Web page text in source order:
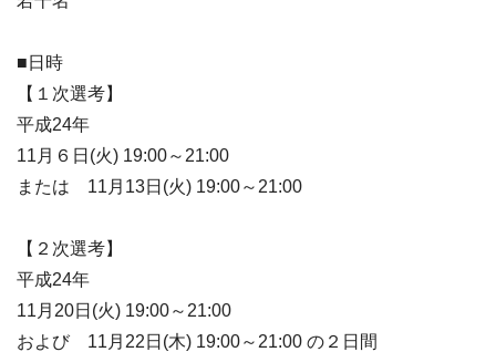
■日時
【１次選考】
平成24年
11月６日(火) 19:00～21:00
または 11月13日(火) 19:00～21:00
【２次選考】
平成24年
11月20日(火) 19:00～21:00
および 11月22日(木) 19:00～21:00 の２日間